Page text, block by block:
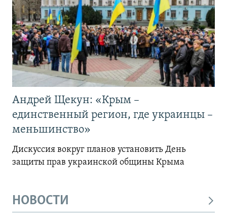
Андрей Щекун: «Крым –
единственный регион, где украинцы –
меньшинство»
Дискуссия вокруг планов установить День
защиты прав украинской общины Крыма
НОВОСТИ